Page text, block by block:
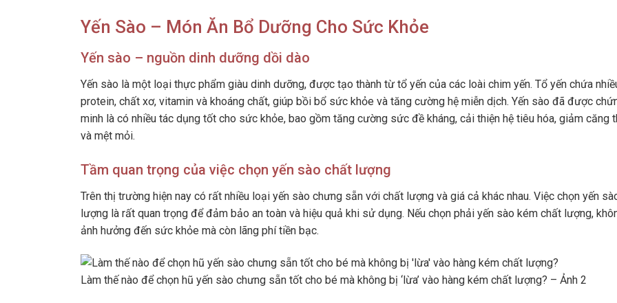
Yến Sào – Món Ăn Bổ Dưỡng Cho Sức Khỏe
Yến sào – nguồn dinh dưỡng dồi dào
Yến sào là một loại thực phẩm giàu dinh dưỡng, được tạo thành từ tổ yến của các loài chim yến. Tổ yến chứa
protein, chất xơ, vitamin và khoáng chất, giúp bồi bổ sức khỏe và tăng cường hệ miễn dịch. Yến sào đã được
minh là có nhiều tác dụng tốt cho sức khỏe, bao gồm tăng cường sức đề kháng, cải thiện hệ tiêu hóa, giảm căng
và mệt mỏi.
Tầm quan trọng của việc chọn yến sào chất lượng
Trên thị trường hiện nay có rất nhiều loại yến sào chưng sẵn với chất lượng và giá cả khác nhau. Việc chọn yến
lượng là rất quan trọng để đảm bảo an toàn và hiệu quả khi sử dụng. Nếu chọn phải yến sào kém chất lượng,
ảnh hưởng đến sức khỏe mà còn lãng phí tiền bạc.
Làm thế nào để chọn hũ yến sào chưng sẵn tốt cho bé mà không bị ‘lừa’ vào hàng kém chất lượng? – Ảnh 2